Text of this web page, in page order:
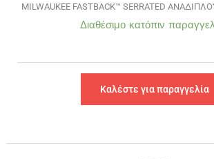
MILWAUKEE FASTBACK™ SERRATED
Διαθέσιμο κατόπιν
Καλέστε για παραγγελία